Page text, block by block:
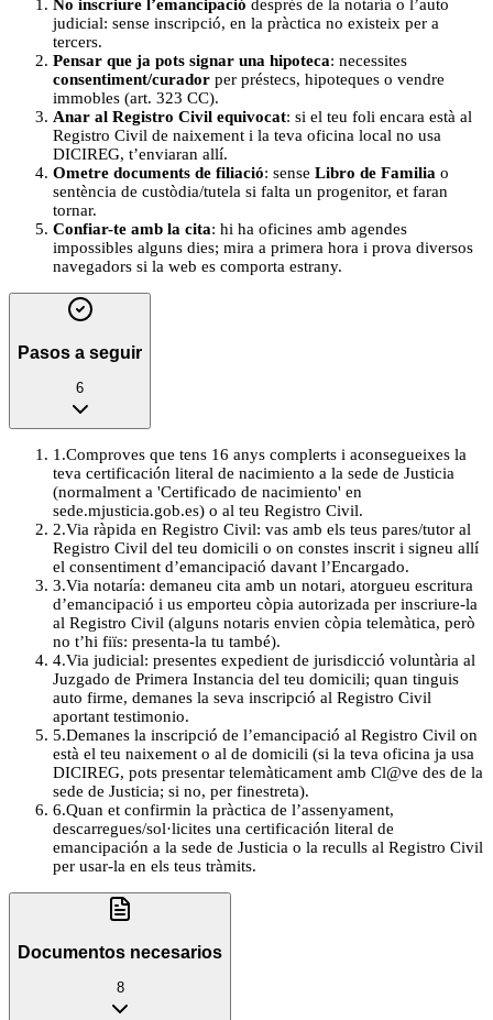
No inscriure l’emancipació després de la notaría o l’auto
judicial: sense inscripció, en la pràctica no existeix per a
tercers.
Pensar que ja pots signar una hipoteca: necessites
consentiment/curador per préstecs, hipoteques o vendre
immobles (art. 323 CC).
Anar al Registro Civil equivocat: si el teu foli encara està al
Registro Civil de naixement i la teva oficina local no usa
DICIREG, t’enviaran allí.
Ometre documents de filiació: sense Libro de Familia o
sentència de custòdia/tutela si falta un progenitor, et faran
tornar.
Confiar-te amb la cita: hi ha oficines amb agendes
impossibles alguns dies; mira a primera hora i prova diversos
navegadors si la web es comporta estrany.
Pasos a seguir
6
1 .Comproves que tens 16 anys complerts i aconsegueixes la
teva certificación literal de nacimiento a la sede de Justicia
(normalment a 'Certificado de nacimiento' en
sede.mjusticia.gob.es) o al teu Registro Civil.
2.Via ràpida en Registro Civil: vas amb els teus pares/tutor al
Registro Civil del teu domicili o on constes inscrit i signeu allí
el consentiment d’emancipació davant l’Encargado.
3.Via notaría: demaneu cita amb un notari, atorgueu escritura
d’emancipació i us emporteu còpia autorizada per inscriure-la
al Registro Civil (alguns notaris envien còpia telemàtica, però
no t’hi fiïs: presenta-la tu també).
4.Via judicial: presentes expedient de jurisdicció voluntària al
Juzgado de Primera Instancia del teu domicili; quan tinguis
auto firme, demanes la seva inscripció al Registro Civil
aportant testimonio.
5.Demanes la inscripció de l’emancipació al Registro Civil on
està el teu naixement o al de domicili (si la teva oficina ja usa
DICIREG, pots presentar telemàticament amb Cl@ve des de la
sede de Justicia; si no, per finestreta).
6.Quan et confirmin la pràctica de l’assenyament,
descarregues/sol·licites una certificación literal de
emancipación a la sede de Justicia o la reculls al Registro Civil
per usar-la en els teus tràmits.
Documentos necesarios
8